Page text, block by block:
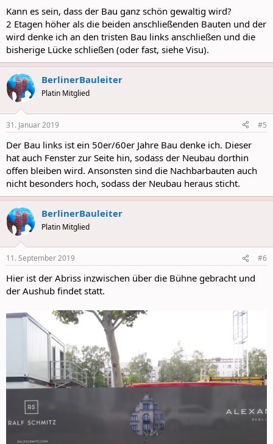
Kann es sein, dass der Bau ganz schön gewaltig wird?
2 Etagen höher als die beiden anschließenden Bauten und der
wird denke ich an den tristen Bau links anschließen und die
bisherige Lücke schließen (oder fast, siehe Visu).
BerlinerBauleiter
Platin Mitglied
31. Januar 2019 #5
Der Bau links ist ein 50er/60er Jahre Bau denke ich. Dieser
hat auch Fenster zur Seite hin, sodass der Neubau dorthin
offen bleiben wird. Ansonsten sind die Nachbarbauten auch
nicht besonders hoch, sodass der Neubau heraus sticht.
BerlinerBauleiter
Platin Mitglied
11. September 2019 #6
Hier ist der Abriss inzwischen über die Bühne gebracht und
der Aushub findet statt.